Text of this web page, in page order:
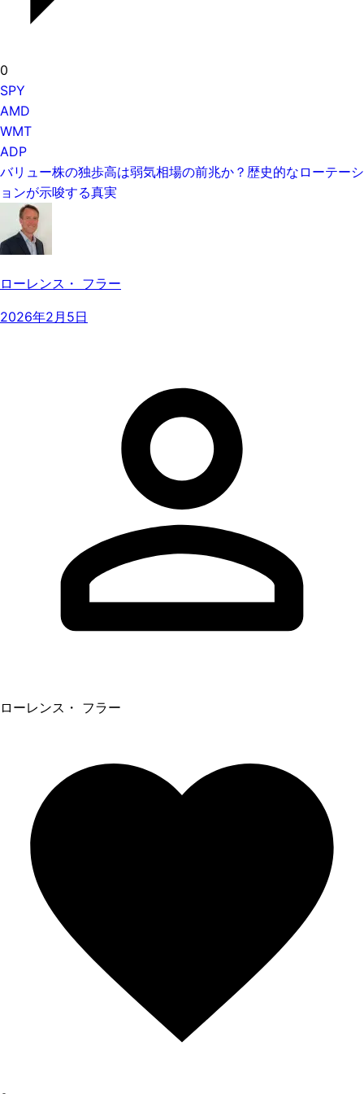
0
SPY
AMD
WMT
ADP
バリュー株の独歩高は弱気相場の前兆か？歴史的なローテーシ
ョンが示唆する真実
ローレンス・ フラー
2026年2月5日
ローレンス・ フラー